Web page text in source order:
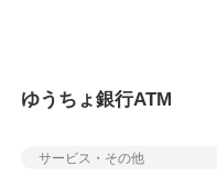
ゆうちょ銀行ATM
サービス・その他